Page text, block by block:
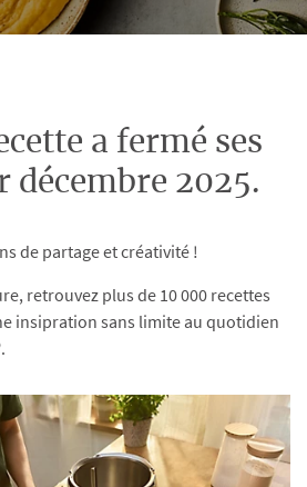
a fermé ses
décembre 2025.
de partage et créativité !
retrouvez plus de 10 000 recettes
insipration sans limite au quotidien